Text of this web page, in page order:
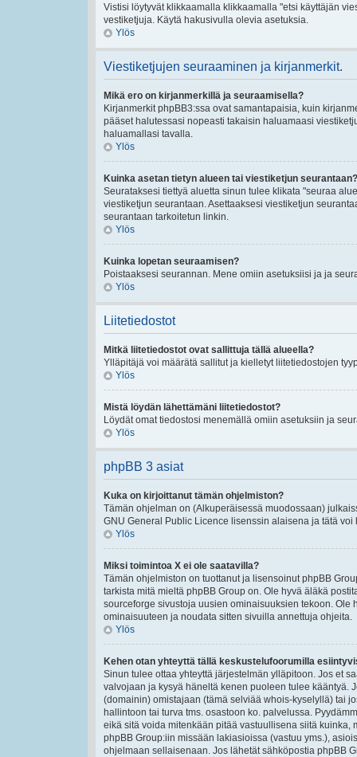
Vistisi löytyvät klikkaamalla klikkaamalla "etsi käyttäjän
vestiketjuja. Käytä hakusivulla olevia asetuksia.
Ylös
Viestiketjujen seuraaminen ja kirjanmerkit.
Mikä ero on kirjanmerkillä ja seuraamisella?
Kirjanmerkit phpBB3:ssa ovat samantapaisia, kuin
pääset halutessasi nopeasti takaisin haluamaasi
haluamallasi tavalla.
Ylös
Kuinka asetan tietyn alueen tai viestiketjun seurantaan?
Seurataksesi tiettyä aluetta sinun tulee klikata "seuraa
viestiketjun seurantaan. Asettaaksesi viestiketjun
seurantaan tarkoitetun linkin.
Ylös
Kuinka lopetan seuraamisen?
Poistaaksesi seurannan. Mene omiin asetuksiisi ja ja
Ylös
Liitetiedostot
Mitkä liitetiedostot ovat sallittuja tällä alueella?
Ylläpitäjä voi määrätä sallitut ja kielletyt liitetiedostojen
Ylös
Mistä löydän lähettämäni liitetiedostot?
Löydät omat tiedostosi menemällä omiin asetuksiin ja
Ylös
phpBB 3 asiat
Kuka on kirjoittanut tämän ohjelmiston?
Tämän ohjelman on (Alkuperäisessä muodossaan)
GNU General Public Licence lisenssin alaisena ja tätä
Ylös
Miksi toimintoa X ei ole saatavilla?
Tämän ohjelmiston on tuottanut ja lisensoinut phpBB
tarkista mitä mieltä phpBB Group on. Ole hyvä äläkä
sourceforge sivustoja uusien ominaisuuksien tekoon.
ominaisuuteen ja noudata sitten sivuilla annettuja ohjeita.
Ylös
Kehen otan yhteyttä tällä keskustelufoorumilla
Sinun tulee ottaa yhteyttä järjestelmän ylläpitoon. Jos et
valvojaan ja kysyä häneltä kenen puoleen tulee kääntyä.
(domainin) omistajaan (tämä selviää whois-kyselyllä) tai
hallintoon tai turva tms. osastoon ko. palvelussa.
eikä sitä voida mitenkään pitää vastuullisena siitä kuinka,
phpBB Group:iin missään lakiasioissa (vastuu yms.),
ohjelmaan sellaisenaan. Jos lähetät sähköpostia phpBB